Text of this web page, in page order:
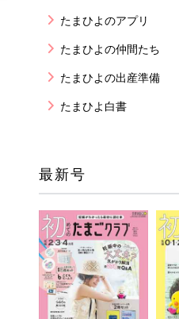
たまひよのアプリ
たまひよの仲間たち
たまひよの出産準備
たまひよ白書
最新号